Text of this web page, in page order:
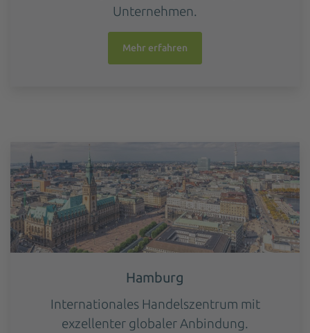
Unternehmen.
Mehr erfahren
Hamburg
Internationales Handelszentrum mit
exzellenter globaler Anbindung.